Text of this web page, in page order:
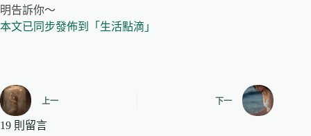
明告訴你～
本文已同步發佈到「生活點滴」
上一 下一
19 則留言